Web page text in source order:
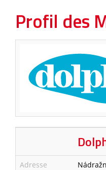
Profil des
Adresse